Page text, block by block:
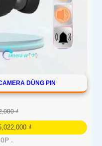
DÙNG PIN
₫
₫
.